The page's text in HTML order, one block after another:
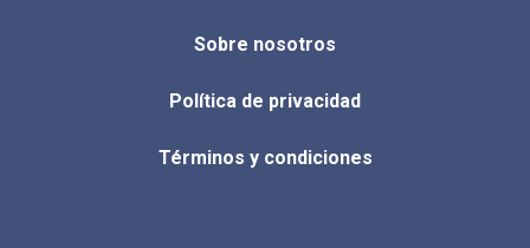
Sobre nosotros
Política de privacidad
Términos y condiciones